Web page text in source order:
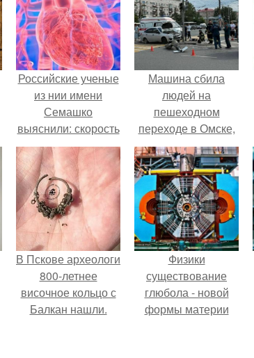
Российские ученые
из нии имени
Семашко
выяснили: скорость
старения напрямую
зависит от
состояния сосудов
и работы сердца.
Машина сбила
людей на
пешеходном
переходе в Омске,
пострадали 8
человек.
В Пскове археологи
800-летнее
височное кольцо с
Балкан нашли.
Физики
существование
глюбола - новой
формы материи